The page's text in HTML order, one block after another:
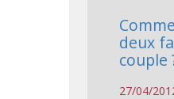
deux
couple
27/04/